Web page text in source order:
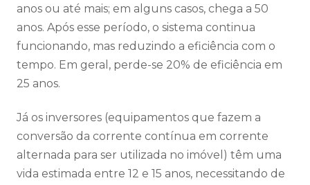
anos ou até mais; em alguns casos, chega a 50
anos. Após esse período, o sistema continua
funcionando, mas reduzindo a eficiência com o
tempo. Em geral, perde-se 20% de eficiência em
25 anos.
Já os inversores (equipamentos que fazem a
conversão da corrente contínua em corrente
alternada para ser utilizada no imóvel) têm uma
vida estimada entre 12 e 15 anos, necessitando de